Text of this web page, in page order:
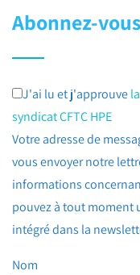
Abonnez-vous
J'ai lu et j'approuve
syndicat CFTC HPE
Votre adresse de
vous envoyer notre
informations
pouvez à tout moment
intégré dans la
Nom